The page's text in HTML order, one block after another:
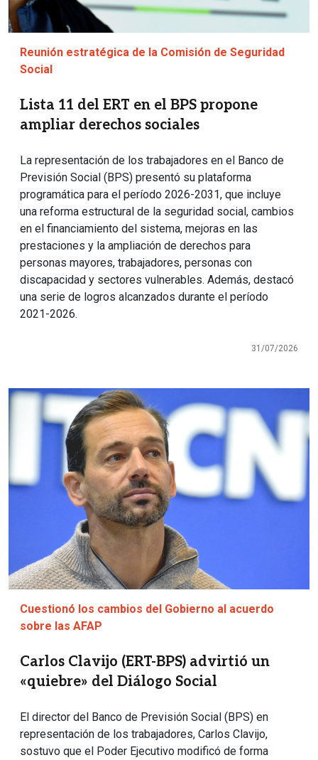
Reunión estratégica de la Comisión de Seguridad
Social
Lista 11 del ERT en el BPS propone
ampliar derechos sociales
La representación de los trabajadores en el Banco de
Previsión Social (BPS) presentó su plataforma
programática para el período 2026-2031, que incluye
una reforma estructural de la seguridad social, cambios
en el financiamiento del sistema, mejoras en las
prestaciones y la ampliación de derechos para
personas mayores, trabajadores, personas con
discapacidad y sectores vulnerables. Además, destacó
una serie de logros alcanzados durante el período
2021-2026.
31/07/2026
Imagen
Cuestionó los cambios del Gobierno al acuerdo
sobre las AFAP
Carlos Clavijo (ERT-BPS) advirtió un
«quiebre» del Diálogo Social
El director del Banco de Previsión Social (BPS) en
representación de los trabajadores, Carlos Clavijo,
sostuvo que el Poder Ejecutivo modificó de forma